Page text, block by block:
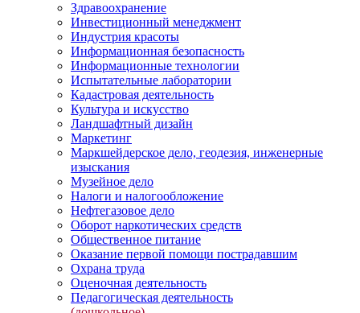
Здравоохранение
Инвестиционный менеджмент
Индустрия красоты
Информационная безопасность
Информационные технологии
Испытательные лаборатории
Кадастровая деятельность
Культура и искусство
Ландшафтный дизайн
Маркетинг
Маркшейдерское дело, геодезия, инженерные
изыскания
Музейное дело
Налоги и налогообложение
Нефтегазовое дело
Оборот наркотических средств
Общественное питание
Оказание первой помощи пострадавшим
Охрана труда
Оценочная деятельность
Педагогическая деятельность